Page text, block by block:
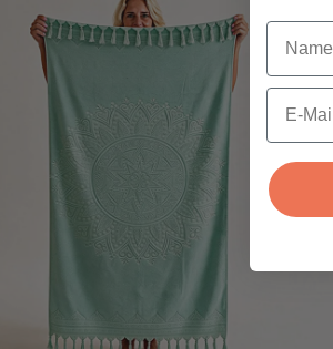
Name
E-mail